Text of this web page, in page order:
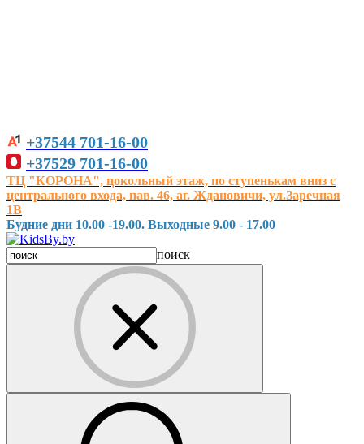
+37544 701-16-00
+37529 701-16-00
ТЦ "КОРОНА", цокольный этаж, по ступенькам вниз с
центрального входа, пав. 46, аг. Ждановичи, ул.Заречная
1В
Будние дни 10.00 -19.00. Выходные 9.00 - 17.00
поиск